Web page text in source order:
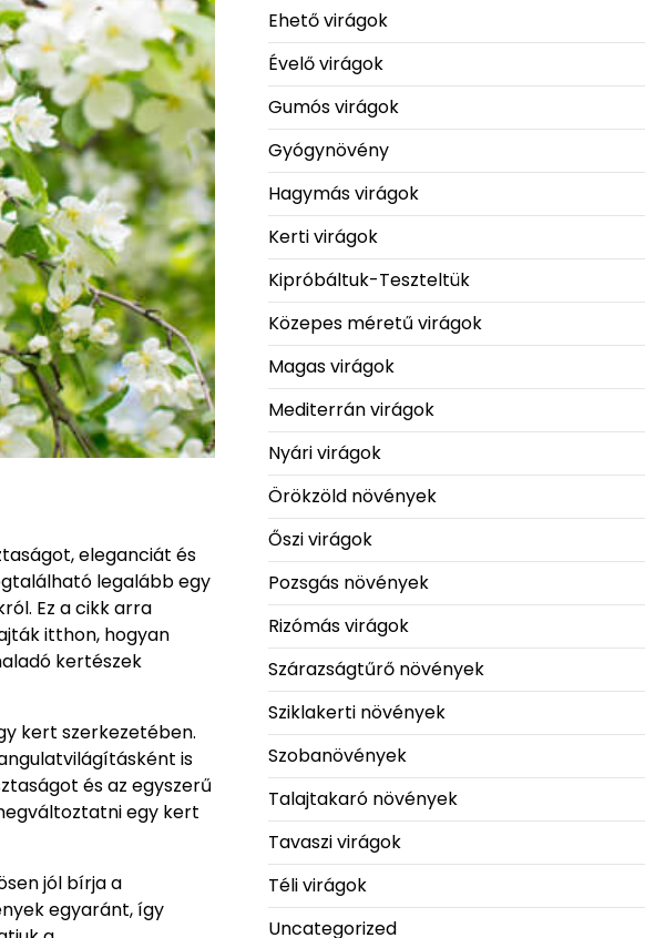
eleganciát és
legalább egy
Ez a cikk arra
itthon, hogyan
kertészek
kert szerkezetében.
is
és az egyszerű
egy kert
jól bírja a
egyaránt, így
Ehető virágok
Évelő virágok
Gumós virágok
Gyógynövény
Hagymás virágok
Kerti virágok
Kipróbáltuk-Teszteltük
Közepes méretű virágok
Magas virágok
Mediterrán virágok
Nyári virágok
Örökzöld növények
Őszi virágok
Pozsgás növények
Rizómás virágok
Szárazságtűrő növények
Sziklakerti növények
Szobanövények
Talajtakaró növények
Tavaszi virágok
Téli virágok
Uncategorized